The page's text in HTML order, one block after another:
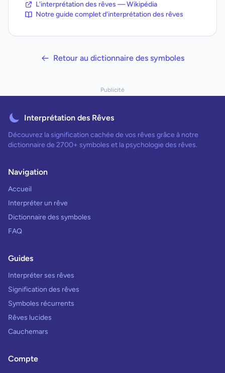
L'interprétation des rêves — Wikipédia
Notre guide complet d'interprétation des rêves
Retour au dictionnaire des symboles
Publicité
Interprétation des Rêves
Découvrez la signification cachée de vos rêves grâce à notre
dictionnaire de 2700+ symboles et la psychologie des rêves.
Navigation
Accueil
Interpréter un rêve
Dictionnaire des symboles
FAQ
Guides
Interpréter ses rêves
Signification des rêves
Symboles récurrents
Rêves lucides
Cauchemars
Compte